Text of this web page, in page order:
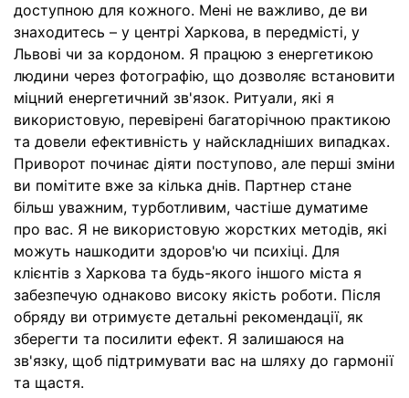
доступною для кожного. Мені не важливо, де ви
знаходитесь – у центрі Харкова, в передмісті, у
Львові чи за кордоном. Я працюю з енергетикою
людини через фотографію, що дозволяє встановити
міцний енергетичний зв'язок. Ритуали, які я
використовую, перевірені багаторічною практикою
та довели ефективність у найскладніших випадках.
Приворот починає діяти поступово, але перші зміни
ви помітите вже за кілька днів. Партнер стане
більш уважним, турботливим, частіше думатиме
про вас. Я не використовую жорстких методів, які
можуть нашкодити здоров'ю чи психіці. Для
клієнтів з Харкова та будь-якого іншого міста я
забезпечую однаково високу якість роботи. Після
обряду ви отримуєте детальні рекомендації, як
зберегти та посилити ефект. Я залишаюся на
зв'язку, щоб підтримувати вас на шляху до гармонії
та щастя.